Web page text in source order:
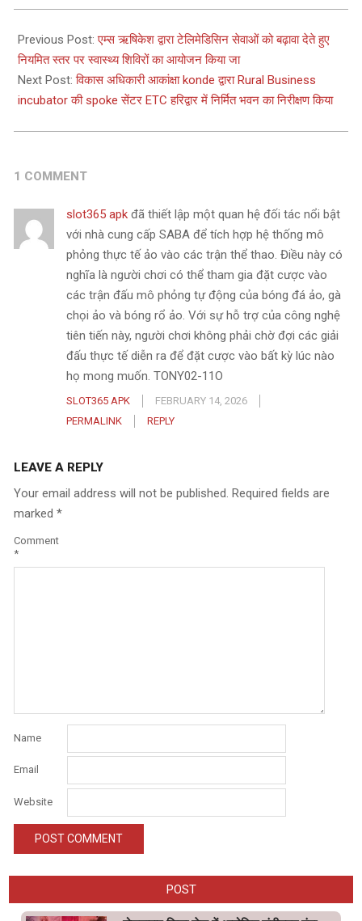
06-
06
Previous Post:एम्स ऋषिकेश द्वारा टेलिमेडिसिन सेवाओं को बढ़ावा देते हुए
नियमित स्तर पर स्वास्थ्य शिविरों का आयोजन किया जा
Next Post:विकास अधिकारी आकांक्षा konde द्वारा Rural Business
incubator की spoke सेंटर ETC हरिद्वार में निर्मित भवन का निरीक्षण किया
1 COMMENT
slot365 apk đã thiết lập một quan hệ đối tác nổi bật
với nhà cung cấp SABA để tích hợp hệ thống mô
phỏng thực tế ảo vào các trận thể thao. Điều này có
nghĩa là người chơi có thể tham gia đặt cược vào
các trận đấu mô phỏng tự động của bóng đá ảo, gà
chọi ảo và bóng rổ ảo. Với sự hỗ trợ của công nghệ
tiên tiến này, người chơi không phải chờ đợi các giải
đấu thực tế diễn ra để đặt cược vào bất kỳ lúc nào
họ mong muốn. TONY02-11O
SLOT365 APK
FEBRUARY 14, 2026
PERMALINK
REPLY
LEAVE A REPLY
Your email address will not be published. Required fields are
marked *
Comment
*
Name
Email
Website
POST